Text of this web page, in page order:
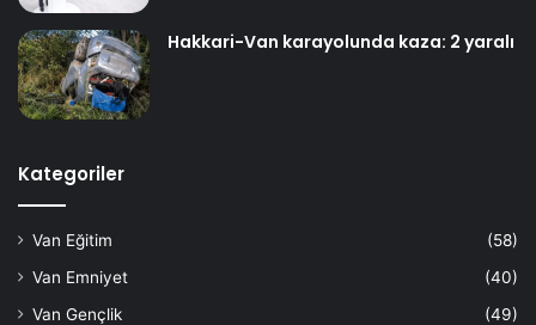
Hakkari-Van karayolunda kaza: 2 yaralı
Kategoriler
Van Eğitim
(58)
Van Emniyet
(40)
Van Gençlik
(49)